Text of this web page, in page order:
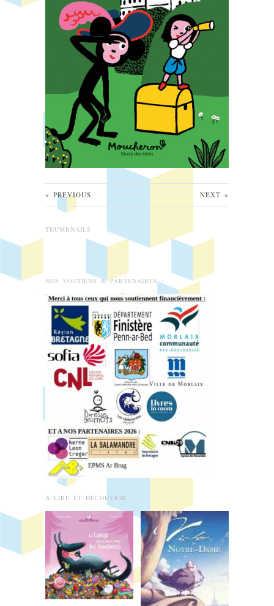
« PREVIOUS NEXT »
THUMBNAILS
NOS SOUTIENS & PARTENAIRES :
A LIRE ET DÉCOUVRIR